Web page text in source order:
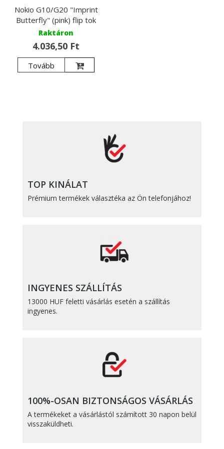
Nokio G10/G20 "Imprint
Butterfly" (pink) flip tok
Raktáron
4.036,50 Ft
Tovább
TOP KINÁLAT
Prémium termékek választéka az Ön telefonjához!
INGYENES SZÁLLÍTÁS
13000 HUF feletti vásárlás esetén a szállítás
ingyenes.
100%-OSAN BIZTONSÁGOS VÁSÁRLÁS
A termékeket a vásárlástól számított 30 napon belül
visszaküldheti.